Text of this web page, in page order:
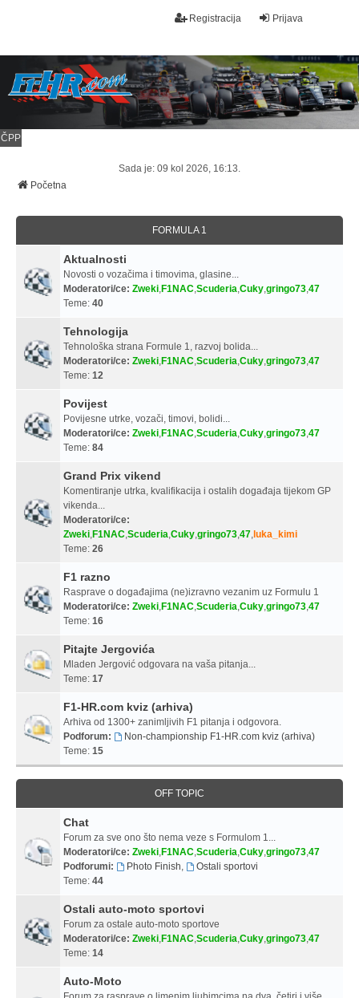
Prijava
Registracija
ČPP
Sada je: 09 kol 2026, 16:13.
Početna
FORMULA 1
Aktualnosti
Novosti o vozačima i timovima, glasine...
Moderatori/ce: Zweki,F1NAC,Scuderia,Cuky,gringo73,47
Teme: 40
Tehnologija
Tehnološka strana Formule 1, razvoj bolida...
Moderatori/ce: Zweki,F1NAC,Scuderia,Cuky,gringo73,47
Teme: 12
Povijest
Povijesne utrke, vozači, timovi, bolidi...
Moderatori/ce: Zweki,F1NAC,Scuderia,Cuky,gringo73,47
Teme: 84
Grand Prix vikend
Komentiranje utrka, kvalifikacija i ostalih događaja tijekom GP
vikenda...
Moderatori/ce:
Zweki,F1NAC,Scuderia,Cuky,gringo73,47,luka_kimi
Teme: 26
F1 razno
Rasprave o događajima (ne)izravno vezanim uz Formulu 1
Moderatori/ce: Zweki,F1NAC,Scuderia,Cuky,gringo73,47
Teme: 16
Pitajte Jergovića
Mladen Jergović odgovara na vaša pitanja...
Teme: 17
F1-HR.com kviz (arhiva)
Arhiva od 1300+ zanimljivih F1 pitanja i odgovora.
Podforum:
Non-championship F1-HR.com kviz (arhiva)
Teme: 15
OFF TOPIC
Chat
Forum za sve ono što nema veze s Formulom 1...
Moderatori/ce: Zweki,F1NAC,Scuderia,Cuky,gringo73,47
Podforumi:
Photo Finish,
Ostali sportovi
Teme: 44
Ostali auto-moto sportovi
Forum za ostale auto-moto sportove
Moderatori/ce: Zweki,F1NAC,Scuderia,Cuky,gringo73,47
Teme: 14
Auto-Moto